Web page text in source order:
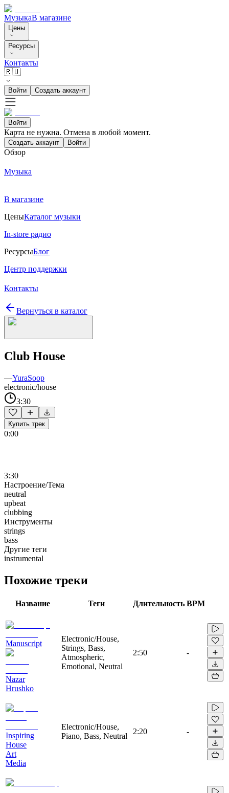
МузыкаВ магазине
Цены
Ресурсы
Контакты
🇷🇺
Войти Создать аккаунт
Войти
Карта не нужна. Отмена в любой момент.
Создать аккаунт Войти
Обзор
Музыка
В магазине
ЦеныКаталог музыки
In-store радио
РесурсыБлог
Центр поддержки
Контакты
Вернуться в каталог
Club House
—YuraSoop
electronic/house
3:30
Купить трек
0:00
3:30
Настроение/Тема
neutral
upbeat
clubbing
Инструменты
strings
bass
Другие теги
instrumental
Похожие треки
Название Теги Длительность BPM
Manuscript
Nazar
Hrushko
Electronic/House,
Strings, Bass,
Atmospheric,
Emotional, Neutral
2:50 -
Inspiring
House
Art
Media
Electronic/House,
Piano, Bass, Neutral
2:20 -